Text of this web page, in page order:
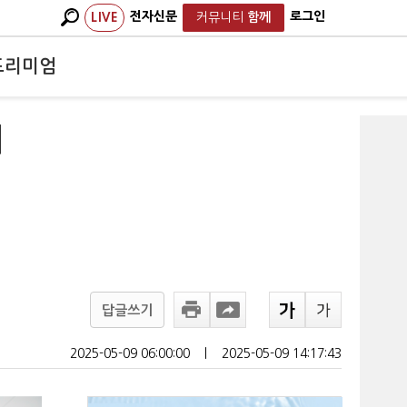
LIVE 전자신문 커뮤니티 함께 로그인
리미엄
답글쓰기
2025-05-09 06:00:00 2025-05-09 14:17:43